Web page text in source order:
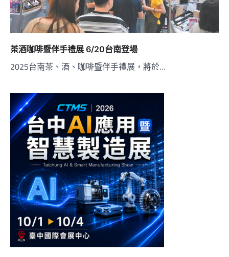
茶酒咖啡暨伴手禮展 6/20台南登場
2025台南茶、酒、咖啡暨伴手禮展，將於…